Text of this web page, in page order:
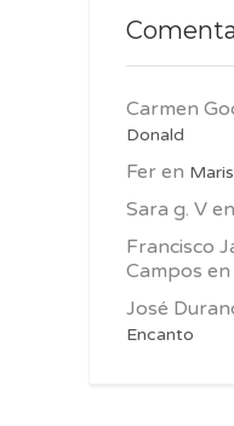
Carmen
Donald
Fer en
Sara g. V en
Francisco
Campos en
José
Encanto